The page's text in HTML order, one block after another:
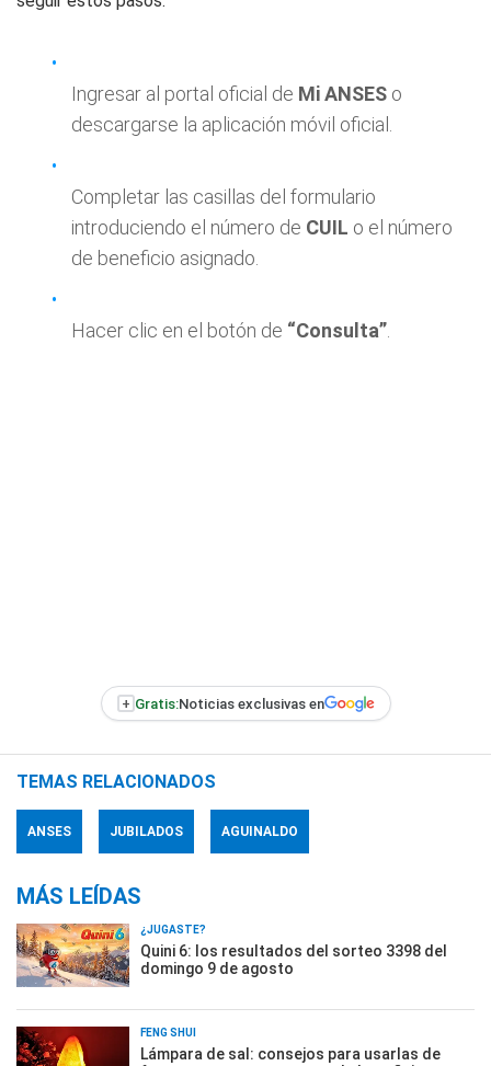
Ingresar al portal oficial de Mi ANSES o
descargarse la aplicación móvil oficial.
Completar las casillas del formulario
introduciendo el número de CUIL o el número
de beneficio asignado.
Hacer clic en el botón de “Consulta”
+ Gratis:Noticias exclusivas en
TEMAS RELACIONADOS
ANSES JUBILADOS AGUINALDO
MÁS LEÍDAS
¿JUGASTE?
Quini 6: los resultados del sorteo 3398 del
domingo 9 de agosto
FENG SHUI
Lámpara de sal: consejos para usarlas de